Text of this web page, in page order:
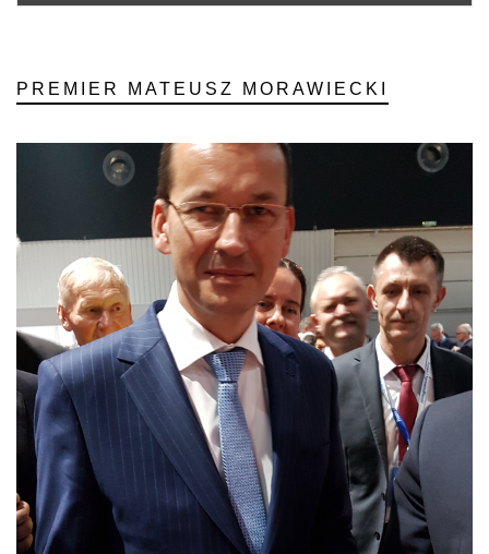
PREMIER MATEUSZ MORAWIECKI